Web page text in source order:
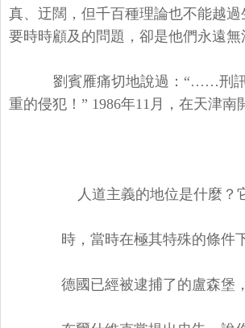
真、迂闊，但千百種理論也不能越
要時時顧及的問題，卻是他們永遠
劉賓雁痛切地說過：“……刑
重的侵犯！” 1986年11月，在天津
人道主義的地位是什麼？它
時，當時在極其特殊的條件
德國已經被逮捕了的盧森堡